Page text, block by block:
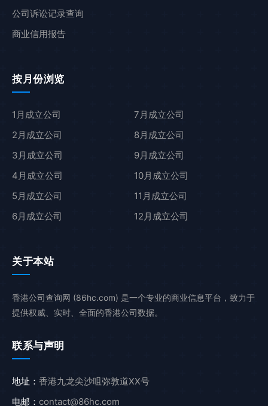
公司诉讼记录查询
商业信用报告
按月份浏览
1月成立公司
2月成立公司
3月成立公司
4月成立公司
5月成立公司
6月成立公司
7月成立公司
8月成立公司
9月成立公司
10月成立公司
11月成立公司
12月成立公司
关于本站
香港公司查询网 (86hc.com) 是一个专业的商业信息平台，致力于
提供权威、实时、全面的香港公司数据。
联系与声明
地址： 香港九龙尖沙咀弥敦道XX号
电邮： contact@86hc.com